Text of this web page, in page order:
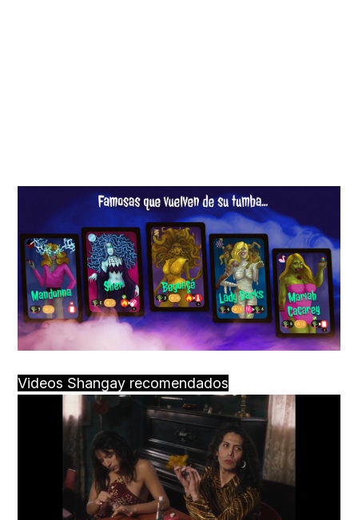
Videos Shangay recomendados